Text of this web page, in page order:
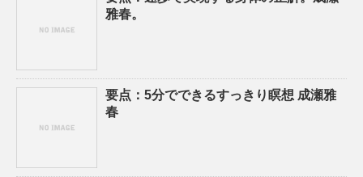
雅春。
要点：5分でできるすっきり瞑想 成瀬雅
春